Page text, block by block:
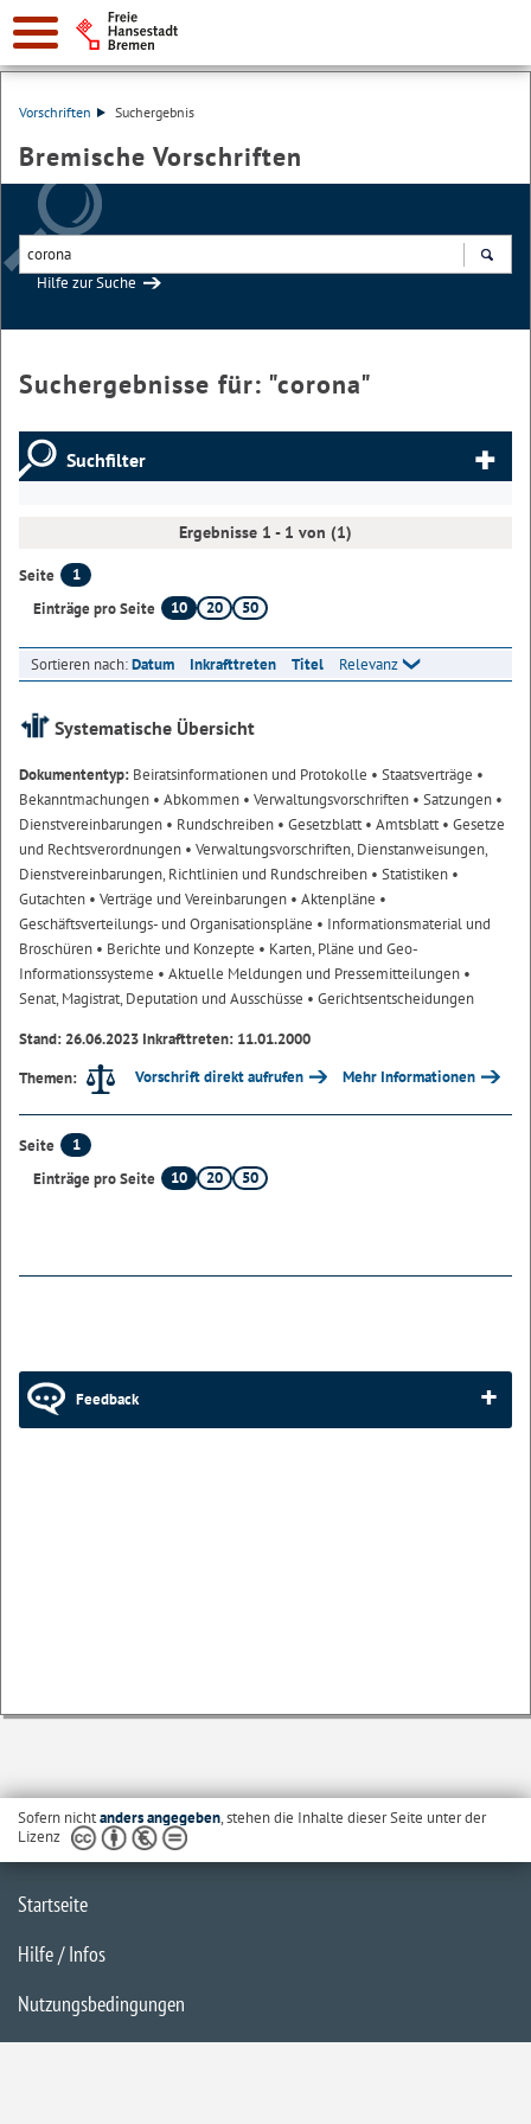
Vorschriften Suchergebnis
Bremische Vorschriften
Hilfe zur Suche
Suchergebnisse für: "corona"
Suchfilter
Ergebnisse 1 - 1 von (1)
Seite
1
Einträge pro Seite
10 20 50
Sortieren nach:Datum Inkrafttreten Titel Relevanz
Systematische Übersicht
Dokumententyp: Beiratsinformationen und Protokolle • Staatsverträge •
Bekanntmachungen • Abkommen • Verwaltungsvorschriften • Satzungen •
Dienstvereinbarungen • Rundschreiben • Gesetzblatt• Amtsblatt• Gesetze
und Rechtsverordnungen • Verwaltungsvorschriften, Dienstanweisungen,
Dienstvereinbarungen, Richtlinien und Rundschreiben • Statistiken •
Gutachten • Verträge und Vereinbarungen • Aktenpläne •
Geschäftsverteilungs- und Organisationspläne • Informationsmaterial und
Broschüren • Berichte und Konzepte • Karten, Pläne und Geo-
Informationssysteme • Aktuelle Meldungen und Pressemitteilungen •
Senat, Magistrat, Deputation und Ausschüsse • Gerichtsentscheidungen
Stand: 26.06.2023 Inkrafttreten: 11.01.2000
Themen:
Vorschrift direkt aufrufen Mehr Informationen
Seite
1
Einträge pro Seite
10 20 50
Feedback
Sofern nichtanders angegeben, stehen die Inhalte dieser Seite unter der
Lizenz
Startseite
Hilfe / Infos
Nutzungsbedingungen